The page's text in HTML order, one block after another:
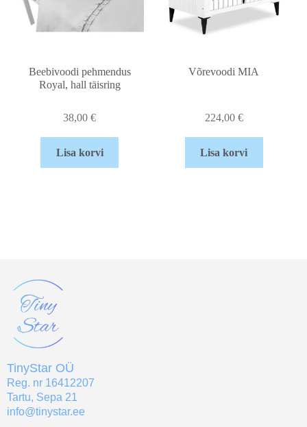
Beebivoodi pehmendus
Royal, hall täisring
38,00€
Lisa korvi
Võrevoodi MIA
224,00 €
Lisa korvi
TinyStar OÜ
Reg. nr 16412207
Tartu, Sepa 21
info@tinystar.ee